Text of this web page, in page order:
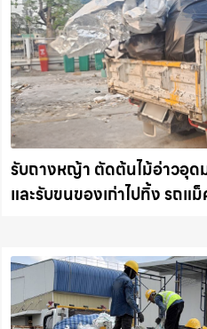
รับถางหญ้า ตัดต้นไม้อ่าวอุด
และรับขนของเก่าไปทิ้ง รถแ